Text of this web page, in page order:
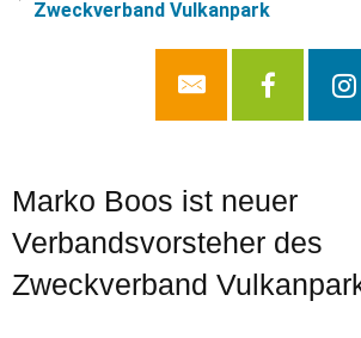
Zweckverband Vulkanpark
Marko Boos ist neuer
Verbandsvorsteher des
Zweckverband